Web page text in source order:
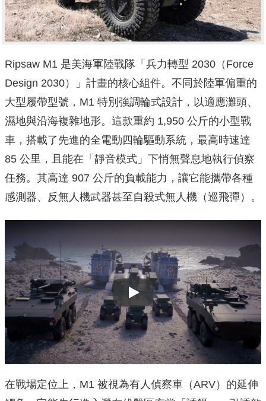
Ripsaw M1 是美海軍陸戰隊「兵力轉型 2030（Force
Design 2030）」計畫的核心組件。不同於陸軍偏重的
大型履帶型號，M1 特別強調輪式設計，以適應灘頭、
濕地與沿海複雜地形。這款重約 1,950 公斤的小型戰
車，搭載了先進的全電動四輪驅動系統，最高時速達
85 公里，且能在「靜音模式」下悄無聲息地執行偵察
任務。其高達 907 公斤的負載能力，讓它能攜帶各種
感測器、反無人機武器甚至自殺式無人機（巡飛彈）。
Play
在戰場定位上，M1 被視為有人偵察車（ARV）的延伸